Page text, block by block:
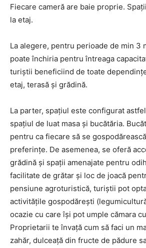
Fiecare cameră are baie proprie.
la etaj.
La alegere, pentru perioade de min 3
poate închiria pentru întreaga
turiştii beneficiind de toate
etaj, terasă şi grădină.
La parter, spaţiul este configurat
spaţiul de luat masa şi bucătăria.
pentru ca fiecare să se
preferinţe. De asemenea, se oferă
grădină şi spaţii amenajate pentru
facilitate de grătar şi loc de joacă
pensiune agroturistică, turiştii pot
activităţile gospodăreşti
ocazie cu care îşi pot umple cămara
Proprietarii te învaţă cum să faci un
zahăr, dulceaţă din fructe de pădure